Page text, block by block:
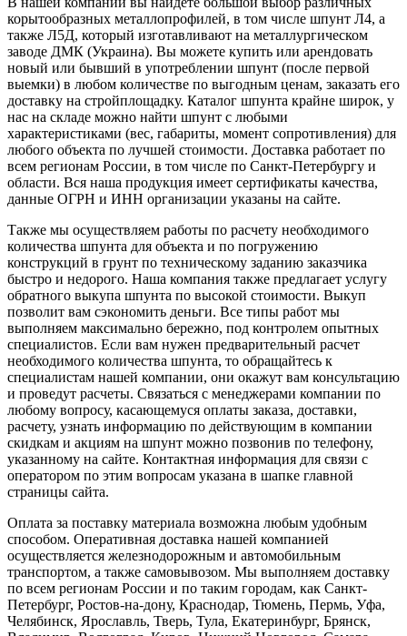
корытообразных металлопрофилей, в том числе шпунт Л4, а
также Л5Д, который изготавливают на металлургическом
заводе ДМК (Украина). Вы можете купить или арендовать
новый или бывший в употреблении шпунт (после первой
выемки) в любом количестве по выгодным ценам, заказать его
доставку на стройплощадку. Каталог шпунта крайне широк, у
нас на складе можно найти шпунт с любыми
характеристиками (вес, габариты, момент сопротивления) для
любого объекта по лучшей стоимости. Доставка работает по
всем регионам России, в том числе по Санкт-Петербургу и
области. Вся наша продукция имеет сертификаты качества,
данные ОГРН и ИНН организации указаны на сайте.
Также мы осуществляем работы по расчету необходимого
количества шпунта для объекта и по погружению
конструкций в грунт по техническому заданию заказчика
быстро и недорого. Наша компания также предлагает услугу
обратного выкупа шпунта по высокой стоимости. Выкуп
позволит вам сэкономить деньги. Все типы работ мы
выполняем максимально бережно, под контролем опытных
специалистов. Если вам нужен предварительный расчет
необходимого количества шпунта, то обращайтесь к
специалистам нашей компании, они окажут вам консультацию
и проведут расчеты. Связаться с менеджерами компании по
любому вопросу, касающемуся оплаты заказа, доставки,
расчету, узнать информацию по действующим в компании
скидкам и акциям на шпунт можно позвонив по телефону,
указанному на сайте. Контактная информация для связи с
оператором по этим вопросам указана в шапке главной
страницы сайта.
Оплата за поставку материала возможна любым удобным
способом. Оперативная доставка нашей компанией
осуществляется железнодорожным и автомобильным
транспортом, а также самовывозом. Мы выполняем доставку
по всем регионам России и по таким городам, как Санкт-
Петербург, Ростов-на-дону, Краснодар, Тюмень, Пермь, Уфа,
Челябинск, Ярославль, Тверь, Тула, Екатеринбург, Брянск,